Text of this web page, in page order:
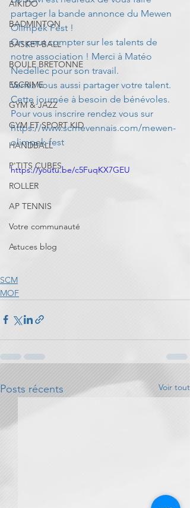
AIKIDO
BADMINTON
BASKET-BALL
BOULE BRETONNE
ESCRIME
GYM & JAZZ
GYM ET SPORT KID
HANDBALL
P'TITS CUBES
ROLLER
AP TENNIS
Votre communauté
Astuces blog
partager la bande annonce du Mewen
Olimpek Fest !
On peut compter sur les talents de
notre association ! Merci à Matéo
Nedellec pour son travail.
Venez vous aussi partager votre talent.
Cette journée à besoin de bénévoles.
Pour vous inscrire rendez vous sur
https://www.scmevennais.com/mewen-
olimpek-fest
https://youtu.be/c5FuqKX7GEU
SCM
MOF
Posts récents Voir tout